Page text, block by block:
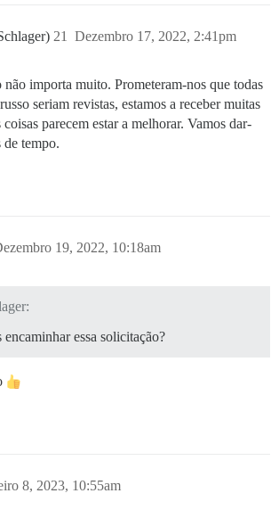
Dezembro 17, 2022, 2:41pm
21
importa muito. Prometeram-nos que todas
seriam revistas, estamos a receber muitas
coisas parecem estar a melhorar. Vamos dar-
tempo.
19, 2022, 10:18am
encaminhar essa solicitação?
8, 2023, 10:55am